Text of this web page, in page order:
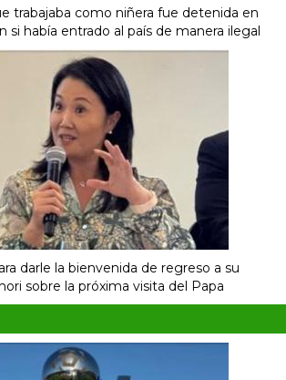
trabajaba como niñera fue detenida en
si había entrado al país de manera ilegal
darle la bienvenida de regreso a su
sobre la próxima visita del Papa